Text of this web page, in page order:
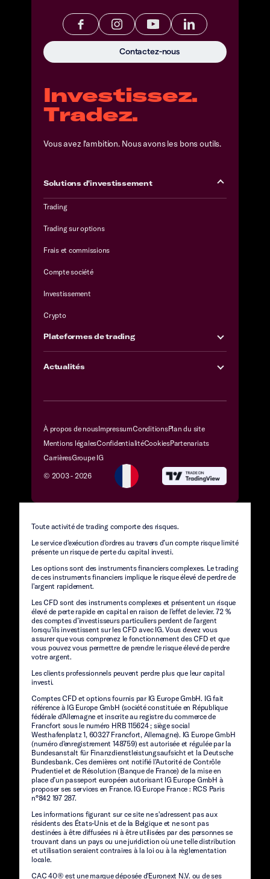
Investissez.
Tradez.
Vous avez l'ambition. Nous avons les bons outils.
Solutions d'investissement
Trading
Trading sur options
Frais et commissions
Compte société
Investissement
Crypto
Plateformes de trading
Actualités
À propos de nousImpressumConditionsPlan du site
Mentions légalesConfidentialitéCookiesPartenariats
CarrièresGroupe IG
© 2003 - 2026
Toute activité de trading comporte des risques.
Le service d'exécution d'ordres au travers d’un compte risque limité
présente un risque de perte du capital investi.
Les options sont des instruments financiers complexes. Le trading
de ces instruments financiers implique le risque élevé de perdre de
l'argent rapidement.
Les CFD sont des instruments complexes et présentent un risque
élevé de perte rapide en capital en raison de l’effet de levier. 72 %
des comptes d’investisseurs particuliers perdent de l’argent
lorsqu’ils investissent sur les CFD avec IG. Vous devez vous
assurer que vous comprenez le fonctionnement des CFD et que
vous pouvez vous permettre de prendre le risque élevé de perdre
votre argent.
Les clients professionnels peuvent perdre plus que leur capital
investi.
Comptes CFD et options fournis par IG Europe GmbH. IG fait
référence à IG Europe GmbH (société constituée en République
fédérale d'Allemagne et inscrite au registre du commerce de
Francfort sous le numéro HRB 115624 ; siège social
Westhafenplatz 1, 60327 Francfort, Allemagne). IG Europe GmbH
(numéro d'enregistrement 148759) est autorisée et régulée par la
Bundesanstalt für Finanzdienstleistungsaufsicht et la Deutsche
Bundesbank. Ces dernières ont notifié l’Autorité de Contrôle
Prudentiel et de Résolution (Banque de France) de la mise en
place d’un passeport européen autorisant IG Europe GmbH à
proposer ses services en France. IG Europe France : RCS Paris
n°842 197 287.
Les informations figurant sur ce site ne s'adressent pas aux
résidents des États-Unis et de la Belgique et ne sont pas
destinées à être diffusées ni à être utilisées par des personnes se
trouvant dans un pays ou une juridiction où une telle distribution
et utilisation seraient contraires à la loi ou à la règlementation
locale.
CAC 40® est une marque déposée d'Euronext N.V. ou de ses